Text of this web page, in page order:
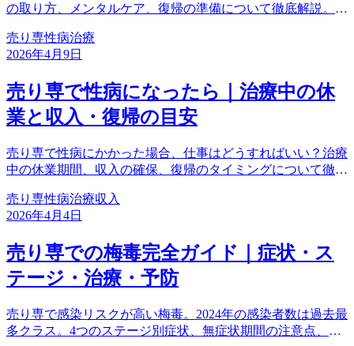
の取り方、メンタルケア、復帰の準備について徹底解説。治
します。
売り専性病治療
2026年4月9日
売り専で性病になったら｜治療中の休
業と収入・復帰の目安
売り専で性病にかかった場合、仕事はどうすればいい？治療
中の休業期間、収入の確保、復帰のタイミングについて徹底
売り専性病治療収入
2026年4月4日
売り専での梅毒完全ガイド｜症状・ス
テージ・治療・予防
売り専で感染リスクが高い梅毒。2024年の感染者数は過去最
多クラス。4つのステージ別症状、無症状期間の注意点、ペ